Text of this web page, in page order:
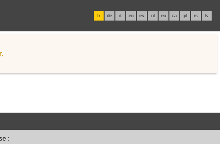
fr de it en es nl eu ca pl rs lv
: